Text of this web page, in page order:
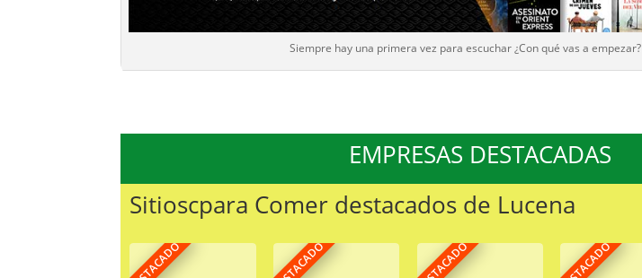
Siempre hay una primera vez para escuchar ¿Con qué vas a empezar?
EMPRESAS DESTACADAS
Sitioscpara Comer destacados de Lucena